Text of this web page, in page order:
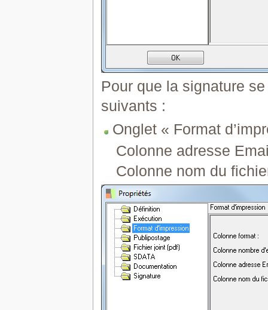
Pour que la signature
suivants :
Onglet « Format
Colonne adresse
Colonne nom du